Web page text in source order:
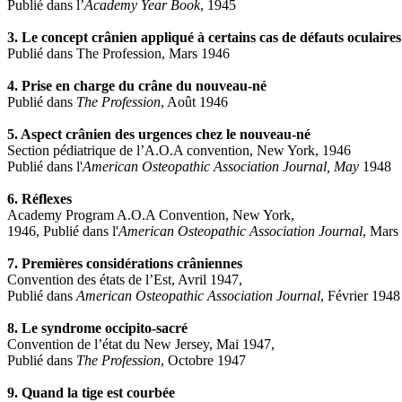
Publié dans l’Academy Year Book, 1945
3. Le concept crânien appliqué à certains cas de défauts oculaires
Publié dans The Profession, Mars 1946
4. Prise en charge du crâne du nouveau-né
Publié dans The Profession, Août 1946
5. Aspect crânien des urgences chez le nouveau-né
Section pédiatrique de l’A.O.A convention, New York, 1946
Publié dans l'American Osteopathic Association Journal, May 1948
6. Réflexes
Academy Program A.O.A Convention, New York,
1946, Publié dans l'American Osteopathic Association Journal, Mars
7. Premières considérations crâniennes
Convention des états de l’Est, Avril 1947,
Publié dans American Osteopathic Association Journal, Février 1948
8. Le syndrome occipito-sacré
Convention de l’état du New Jersey, Mai 1947,
Publié dans The Profession, Octobre 1947
9. Quand la tige est courbée